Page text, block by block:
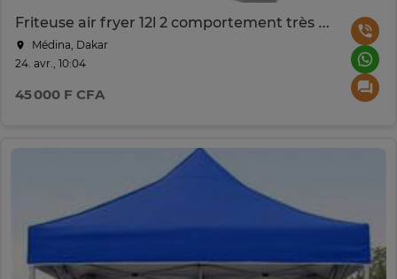
Friteuse air fryer 12l 2 comportement très pratique
Médina, Dakar
24. avr., 10:04
45 000 F CFA